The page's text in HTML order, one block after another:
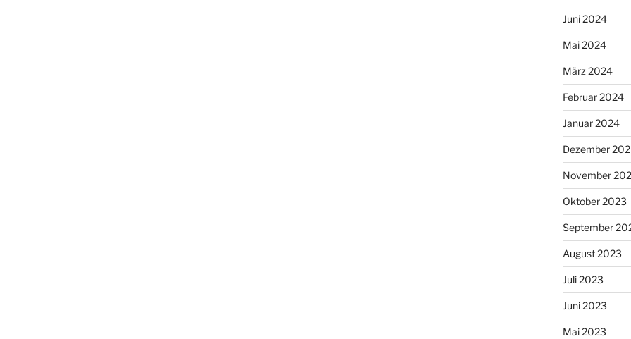
Juni 2024
Mai 2024
März 2024
Februar 2024
Januar 2024
Dezember
November
Oktober 2023
September
August 2023
Juli 2023
Juni 2023
Mai 2023